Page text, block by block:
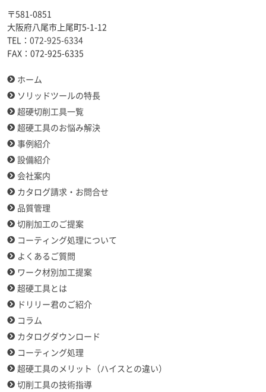
〒581-0851
大阪府八尾市上尾町5-1-12
TEL： 072-925-6334
FAX： 072-925-6335
ホーム
ソリッドツールの特長
超硬切削工具一覧
超硬工具のお悩み解決
事例紹介
設備紹介
会社案内
カタログ請求・お問合せ
品質管理
切削加工のご提案
コーティング処理について
よくあるご質問
ワーク材別加工提案
超硬工具とは
ドリリー君のご紹介
コラム
カタログダウンロード
コーティング処理
超硬工具のメリット（ハイスとの違い）
切削工具の技術指導